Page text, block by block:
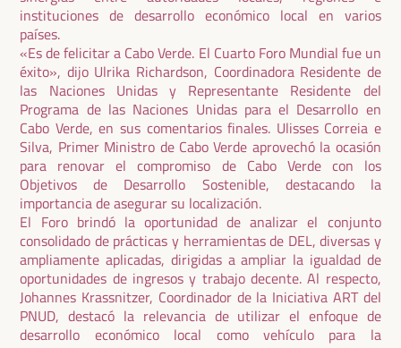
instituciones de desarrollo económico local en varios
países.
«Es de felicitar a Cabo Verde. El Cuarto Foro Mundial fue un
éxito», dijo Ulrika Richardson, Coordinadora Residente de
las Naciones Unidas y Representante Residente del
Programa de las Naciones Unidas para el Desarrollo en
Cabo Verde, en sus comentarios finales. Ulisses Correia e
Silva, Primer Ministro de Cabo Verde aprovechó la ocasión
para renovar el compromiso de Cabo Verde con los
Objetivos de Desarrollo Sostenible, destacando la
importancia de asegurar su localización.
El Foro brindó la oportunidad de analizar el conjunto
consolidado de prácticas y herramientas de DEL, diversas y
ampliamente aplicadas, dirigidas a ampliar la igualdad de
oportunidades de ingresos y trabajo decente. Al respecto,
Johannes Krassnitzer, Coordinador de la Iniciativa ART del
PNUD, destacó la relevancia de utilizar el enfoque de
desarrollo económico local como vehículo para la